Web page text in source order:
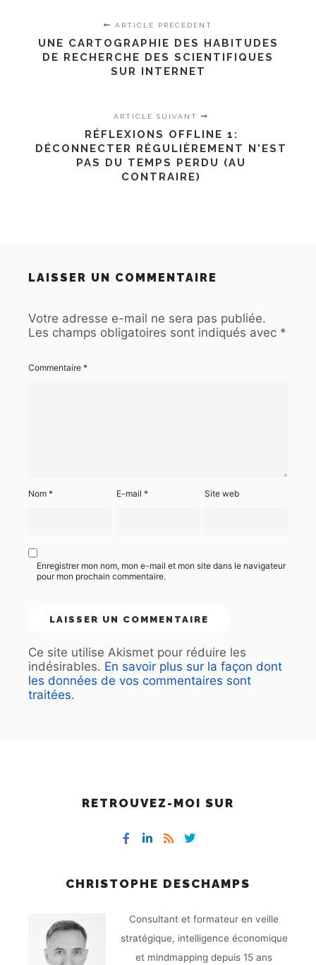
ARTICLE PRÉCÉDENT
UNE CARTOGRAPHIE DES HABITUDES
DE RECHERCHE DES SCIENTIFIQUES
SUR INTERNET
ARTICLE SUIVANT
RÉFLEXIONS OFFLINE 1:
DÉCONNECTER RÉGULIÈREMENT N'EST
PAS DU TEMPS PERDU (AU
CONTRAIRE)
LAISSER UN COMMENTAIRE
Votre adresse e-mail ne sera pas publiée.
Les champs obligatoires sont indiqués avec *
Commentaire *
Nom * E-mail* Site web
Enregistrer mon nom, mon e-mail et mon site dans le navigateur
pour mon prochain commentaire.
Ce site utilise Akismet pour réduire les
indésirables. En savoir plus sur la façon dont
les données de vos commentaires sont
traitées.
RETROUVEZ-MOI SUR
CHRISTOPHE DESCHAMPS
Consultant et formateur en veille
stratégique, intelligence économique
et mindmapping depuis 15 ans